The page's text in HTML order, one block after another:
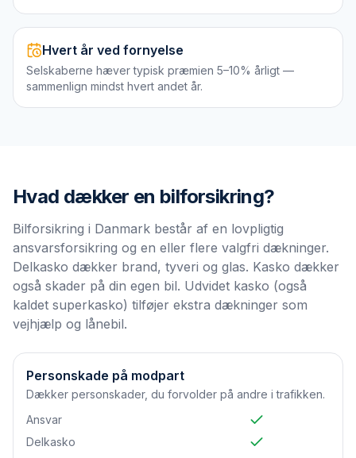
Hvert år ved fornyelse
Selskaberne hæver typisk præmien 5–10% årligt —
sammenlign mindst hvert andet år.
Hvad dækker en bilforsikring?
Bilforsikring i Danmark består af en lovpligtig
ansvarsforsikring og en eller flere valgfri dækninger.
Delkasko dækker brand, tyveri og glas. Kasko dækker
også skader på din egen bil. Udvidet kasko (også
kaldet superkasko) tilføjer ekstra dækninger som
vejhjælp og lånebil.
Personskade på modpart
Dækker personskader, du forvolder på andre i trafikken.
Ansvar
Delkasko